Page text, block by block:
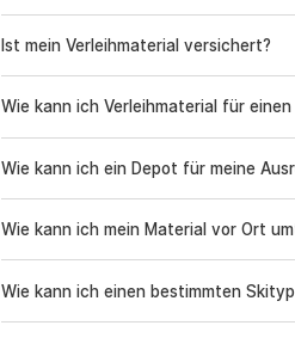
Ist mein Verleihmaterial versichert?
Wie kann ich Verleihmaterial für
Wie kann ich ein Depot für meine
Wie kann ich mein Material vor Ort
Wie kann ich einen bestimmten